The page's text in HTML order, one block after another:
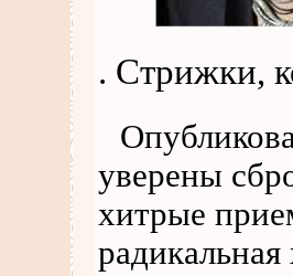
. Стрижки,
уверены
хитрые